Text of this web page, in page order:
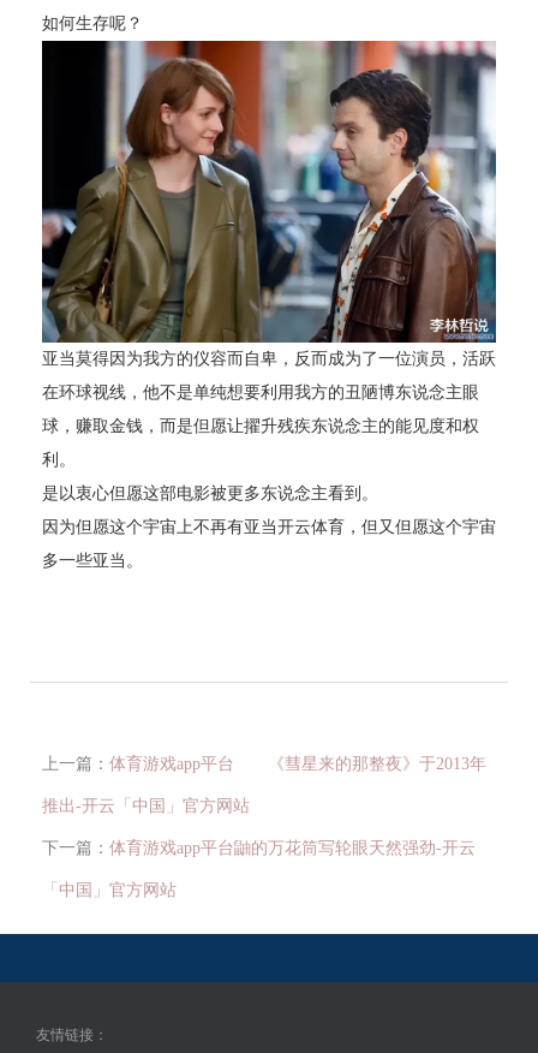
如何生存呢？
亚当莫得因为我方的仪容而自卑，反而成为了一位演员，活跃
在环球视线，他不是单纯想要利用我方的丑陋博东说念主眼
球，赚取金钱，而是但愿让擢升残疾东说念主的能见度和权
利。
是以衷心但愿这部电影被更多东说念主看到。
因为但愿这个宇宙上不再有亚当开云体育，但又但愿这个宇宙
多一些亚当。
上一篇： 体育游戏app平台 《彗星来的那整夜》于2013年
推出-开云「中国」官方网站
下一篇： 体育游戏app平台鼬的万花筒写轮眼天然强劲-开云
「中国」官方网站
友情链接：